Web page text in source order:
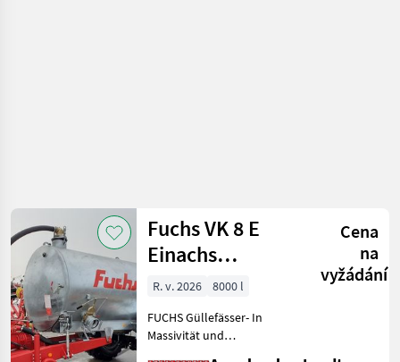
Fuchs VK 8 E
Einachs
Amselgruber
Edition
Cena
na
vyžádání
R. v. 2026
8000 l
FUCHS Güllefässer- In
Massivität und